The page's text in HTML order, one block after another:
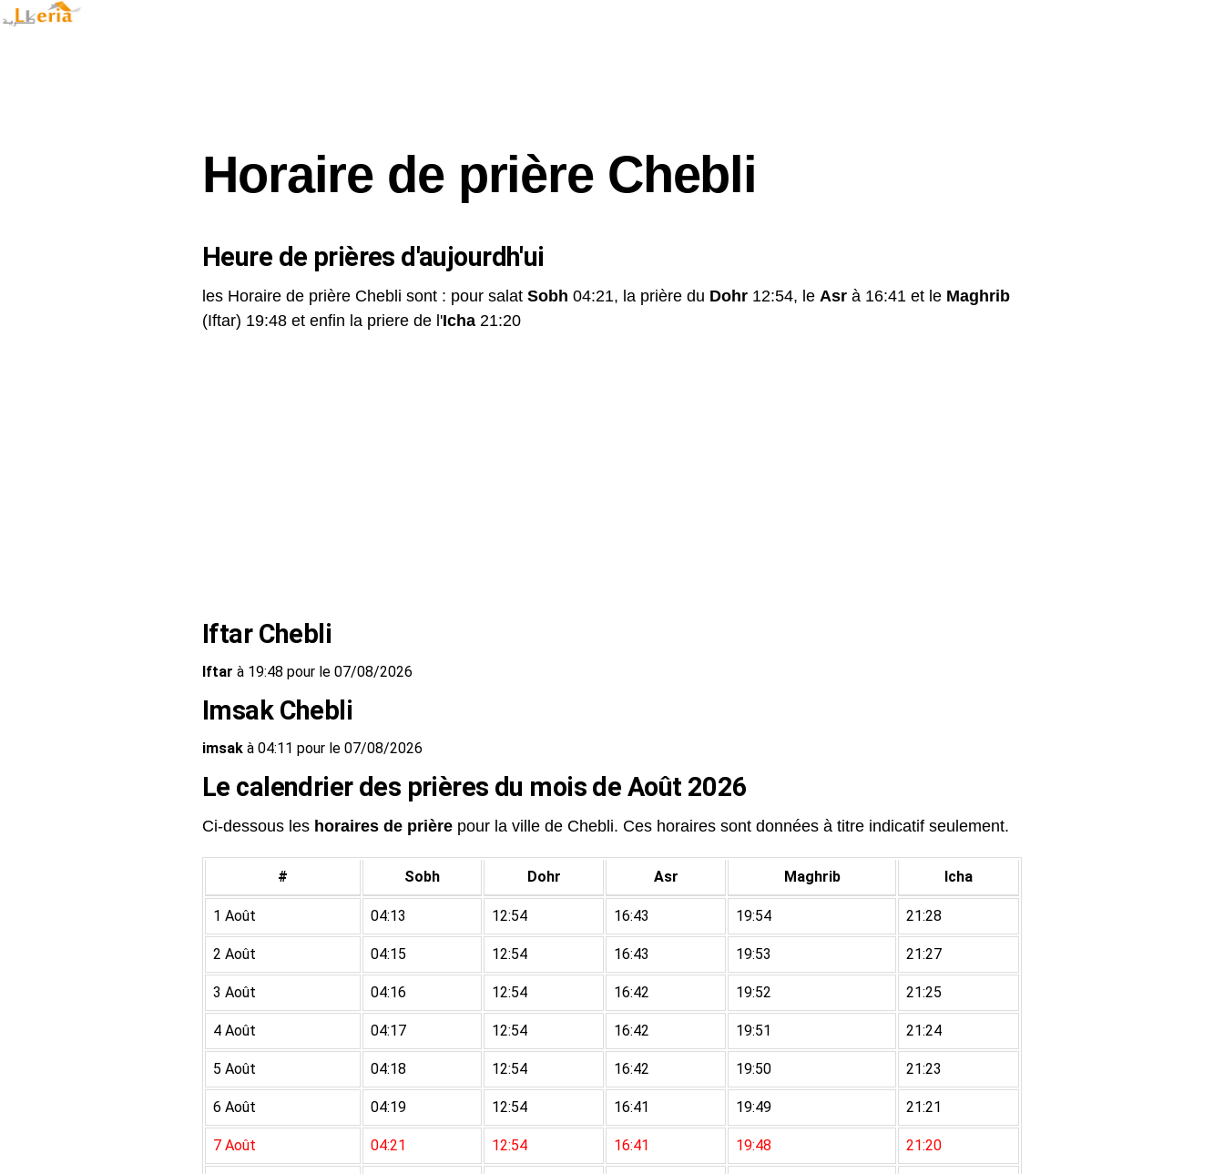
Horaire de prière Chebli
Heure de prières d'aujourdh'ui
les Horaire de prière Chebli sont : pour salat Sobh 04:21, la prière du Dohr 12:54, le Asr à 16:41 et le Maghrib
(Iftar) 19:48 et enfin la priere de l'Icha 21:20
Iftar Chebli
Iftar à 19:48 pour le 07/08/2026
Imsak Chebli
imsak à 04:11 pour le 07/08/2026
Le calendrier des prières du mois de Août 2026
Ci-dessous les horaires de prière pour la ville de Chebli. Ces horaires sont données à titre indicatif seulement.
# Sobh Dohr Asr Maghrib Icha
1 Août 04:13 12:54 16:43 19:54 21:28
2 Août 04:15 12:54 16:43 19:53 21:27
3 Août 04:16 12:54 16:42 19:52 21:25
4 Août 04:17 12:54 16:42 19:51 21:24
5 Août 04:18 12:54 16:42 19:50 21:23
6 Août 04:19 12:54 16:41 19:49 21:21
7 Août 04:21 12:54 16:41 19:48 21:20